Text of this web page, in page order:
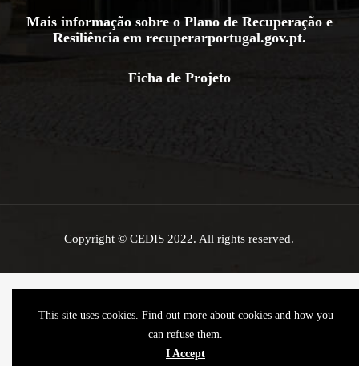
Mais informação sobre o Plano de Recuperação e
Resiliência em recuperarportugal.gov.pt.
Ficha de Projeto
Copyright © CEDIS 2022. All rights reserved.
This site uses cookies. Find out more about cookies and how you
can refuse them.
I Accept